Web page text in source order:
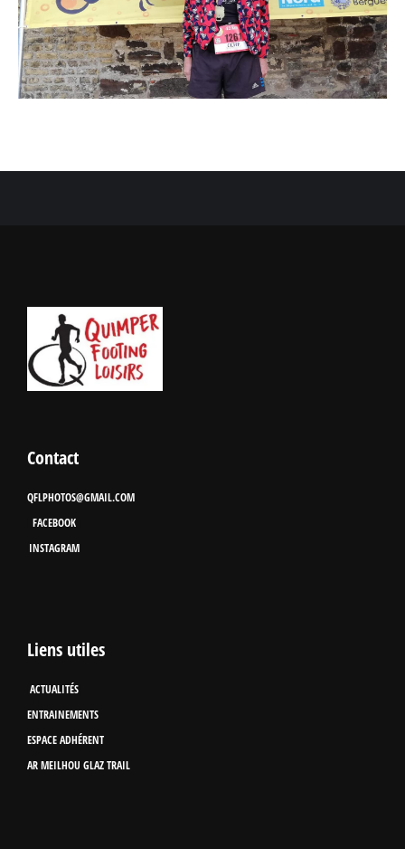
Contact
QFLPHOTOS@GMAIL.COM
FACEBOOK
INSTAGRAM
Liens utiles
ACTUALITÉS
ENTRAINEMENTS
ESPACE ADHÉRENT
AR MEILHOU GLAZ TRAIL